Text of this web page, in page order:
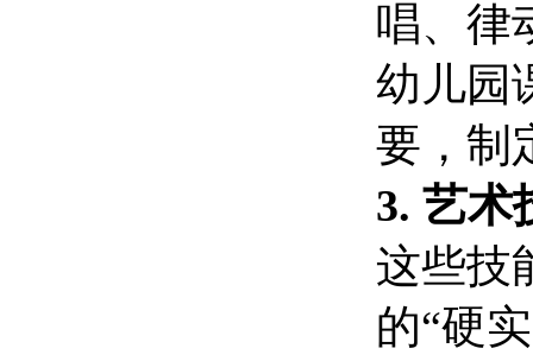
唱、律
幼儿园
要，制
3. 艺术
这些技
的“硬